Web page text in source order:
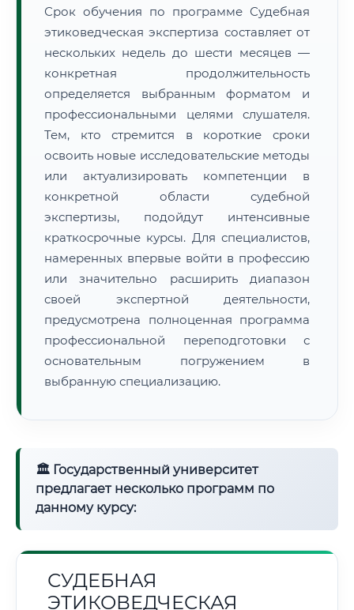
Срок обучения по программе Судебная
этиковедческая экспертиза составляет от
нескольких недель до шести месяцев —
конкретная продолжительность
определяется выбранным форматом и
профессиональными целями слушателя.
Тем, кто стремится в короткие сроки
освоить новые исследовательские методы
или актуализировать компетенции в
конкретной области судебной
экспертизы, подойдут интенсивные
краткосрочные курсы. Для специалистов,
намеренных впервые войти в профессию
или значительно расширить диапазон
своей экспертной деятельности,
предусмотрена полноценная программа
профессиональной переподготовки с
основательным погружением в
выбранную специализацию.
🏛 Государственный университет
предлагает несколько программ по
данному курсу:
СУДЕБНАЯ
ЭТИКОВЕДЧЕСКАЯ